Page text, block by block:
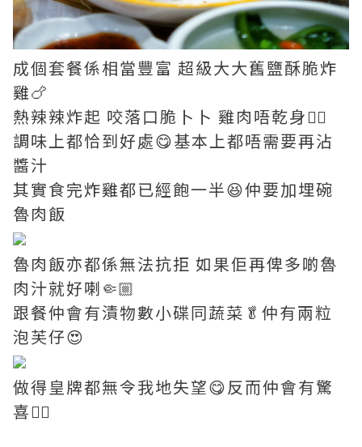
成個套餐係相當豐富 超級大大舊鹽酥脆炸
雞🍗
熱辣辣炸起 咬落口脆卜卜 雞肉唔乾身👍🏼
調味上都恰到好處😋基本上都唔需要再沾
醬汁
其實食完炸雞都已經飽一半😆仲要加埋碗
魯肉飯
魯肉飯亦都係無法抗拒 如果佢再俾多啲魯
肉汁就好喇🤏🏼
跟餐仲會有漬物數小碟同蔬菜🥬仲有兩粒
泡芙仔😍
做得皇牌都無令我地失望😋反而仲會有驚
喜👍🏼